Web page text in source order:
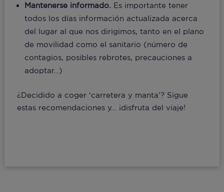
Mantenerse informado. Es importante tener
todos los días información actualizada acerca
del lugar al que nos dirigimos, tanto en el plano
de movilidad como el sanitario (número de
contagios, posibles rebrotes, precauciones a
adoptar…)
¿Decidido a coger ‘carretera y manta’? Sigue
estas recomendaciones y… ¡disfruta del viaje!